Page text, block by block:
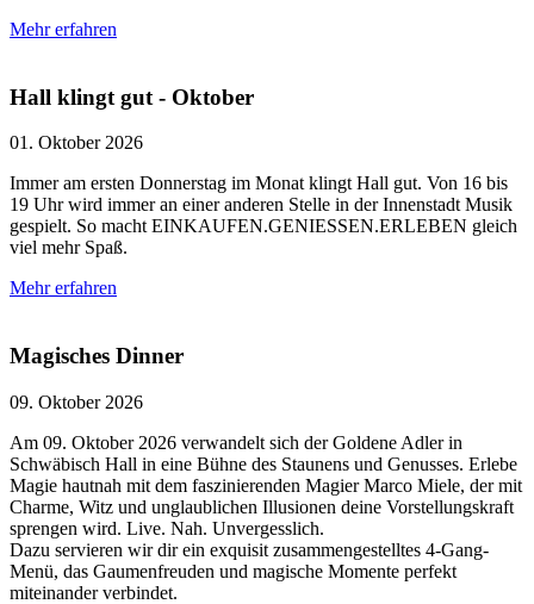
Mehr erfahren
Hall klingt gut - Oktober
01. Oktober 2026
Immer am ersten Donnerstag im Monat klingt Hall gut. Von 16 bis
19 Uhr wird immer an einer anderen Stelle in der Innenstadt Musik
gespielt. So macht EINKAUFEN.GENIESSEN.ERLEBEN gleich
viel mehr Spaß.
Mehr erfahren
Magisches Dinner
09. Oktober 2026
Am 09. Oktober 2026 verwandelt sich der Goldene Adler in
Schwäbisch Hall in eine Bühne des Staunens und Genusses. Erlebe
Magie hautnah mit dem faszinierenden Magier Marco Miele, der mit
Charme, Witz und unglaublichen Illusionen deine Vorstellungskraft
sprengen wird. Live. Nah. Unvergesslich.
Dazu servieren wir dir ein exquisit zusammengestelltes 4-Gang-
Menü, das Gaumenfreuden und magische Momente perfekt
miteinander verbindet.